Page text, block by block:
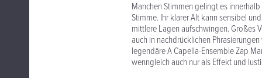
Manchen Stimmen gelingt es
Stimme. Ihr klarer Alt kann sensibel
mittlere Lagen aufschwingen. Großes
auch in nachdrücklichen
legendäre A Capella-Ensemble Zap
wenngleich auch nur als Effekt und